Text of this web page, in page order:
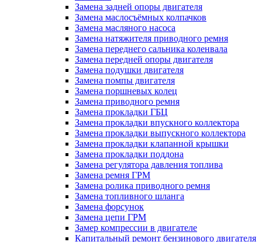
Замена задней опоры двигателя
Замена маслосъёмных колпачков
Замена масляного насоса
Замена натяжителя приводного ремня
Замена переднего сальника коленвала
Замена передней опоры двигателя
Замена подушки двигателя
Замена помпы двигателя
Замена поршневых колец
Замена приводного ремня
Замена прокладки ГБЦ
Замена прокладки впускного коллектора
Замена прокладки выпускного коллектора
Замена прокладки клапанной крышки
Замена прокладки поддона
Замена регулятора давления топлива
Замена ремня ГРМ
Замена ролика приводного ремня
Замена топливного шланга
Замена форсунок
Замена цепи ГРМ
Замер компрессии в двигателе
Капитальный ремонт бензинового двигателя